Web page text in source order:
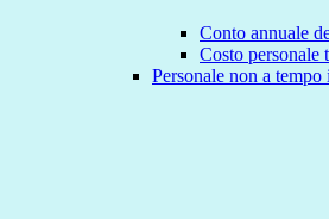
Conto annuale
Costo personale
Personale non a